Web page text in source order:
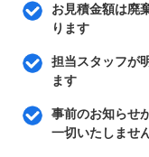
お見積金額は廃
ります
担当スタッフが
ます
事前のお知らせ
一切いたしませ